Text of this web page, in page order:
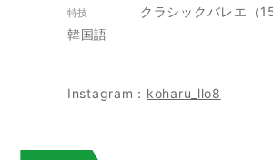
特技
クラシックバレエ（
韓国語
Instagram： koharu_llo8